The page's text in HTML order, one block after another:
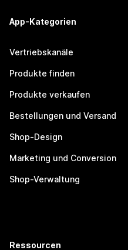
App-Kategorien
Vertriebskanäle
Produkte finden
Produkte verkaufen
Bestellungen und Versand
Shop-Design
Marketing und Conversion
Shop-Verwaltung
Ressourcen